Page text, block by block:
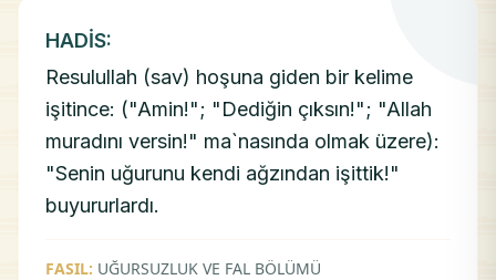
HADİS:
Resulullah (sav) hoşuna giden bir kelime
işitince: ("Amin!"; "Dediğin çıksın!"; "Allah
muradını versin!" ma`nasında olmak üzere):
"Senin uğurunu kendi ağzından işittik!"
buyururlardı.
FASIL: UĞURSUZLUK VE FAL BÖLÜMÜ